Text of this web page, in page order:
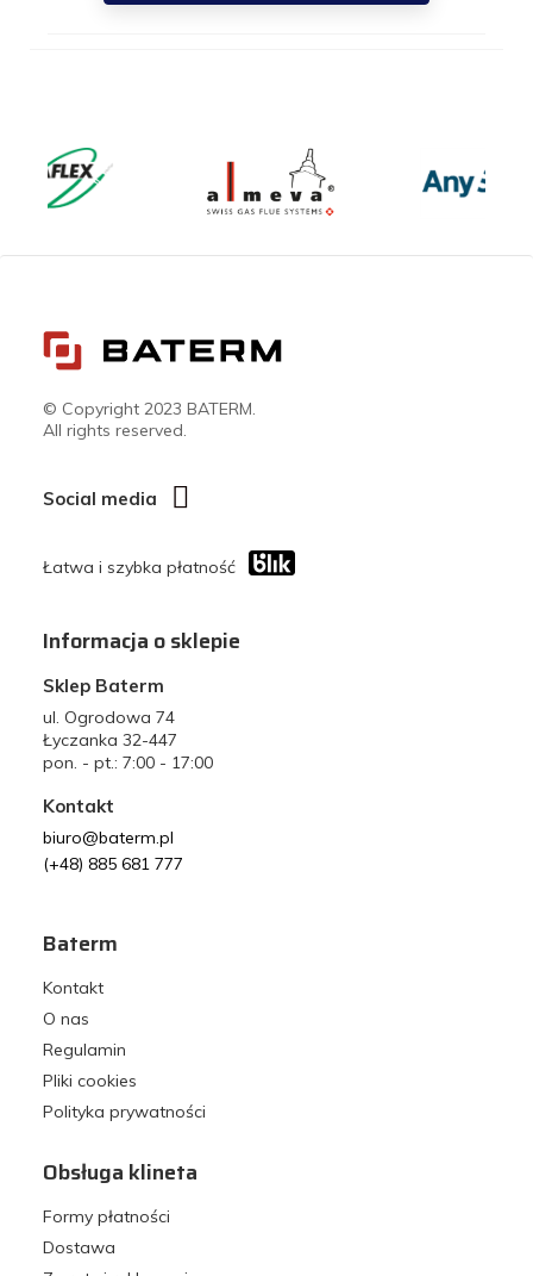
© Copyright 2023 BATERM.
All rights reserved.
Social media
Łatwa i szybka płatność
Informacja o sklepie
Sklep Baterm
ul. Ogrodowa 74
Łyczanka 32-447
pon. - pt.: 7:00 - 17:00
Kontakt
biuro@baterm.pl
(+48) 885 681 777
Baterm
Kontakt
O nas
Regulamin
Pliki cookies
Polityka prywatności
Obsługa klineta
Formy płatności
Dostawa